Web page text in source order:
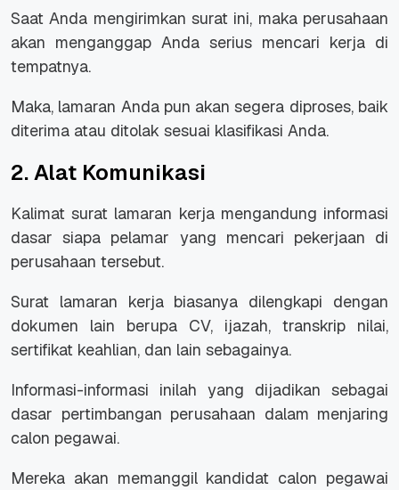
Saat Anda mengirimkan surat ini, maka perusahaan
akan menganggap Anda serius mencari kerja di
tempatnya.
Maka, lamaran Anda pun akan segera diproses, baik
diterima atau ditolak sesuai klasifikasi Anda.
2. Alat Komunikasi
Kalimat surat lamaran kerja mengandung informasi
dasar siapa pelamar yang mencari pekerjaan di
perusahaan tersebut.
Surat lamaran kerja biasanya dilengkapi dengan
dokumen lain berupa CV, ijazah, transkrip nilai,
sertifikat keahlian, dan lain sebagainya.
Informasi-informasi inilah yang dijadikan sebagai
dasar pertimbangan perusahaan dalam menjaring
calon pegawai.
Mereka akan memanggil kandidat calon pegawai